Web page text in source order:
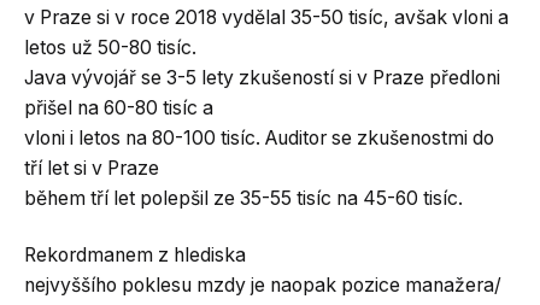
v Praze si v roce 2018 vydělal 35-50 tisíc, avšak vloni a
letos už 50-80 tisíc.
Java vývojář se 3-5 lety zkušeností si v Praze předloni
přišel na 60-80 tisíc a
vloni i letos na 80-100 tisíc. Auditor se zkušenostmi do
tří let si v Praze
během tří let polepšil ze 35-55 tisíc na 45-60 tisíc.
Rekordmanem z hlediska
nejvyššího poklesu mzdy je naopak pozice manažera/